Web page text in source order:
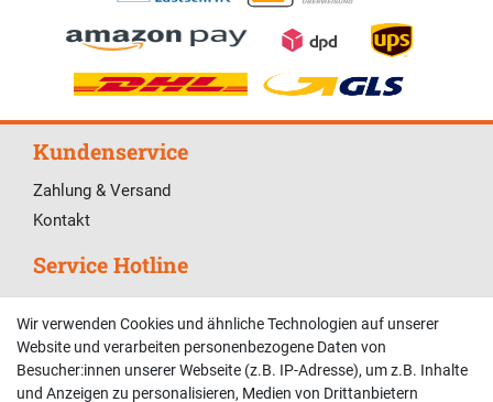
Kundenservice
Zahlung & Versand
Kontakt
Service Hotline
Telefonische Unterstützung und Beratung unter:
02381 9878909
Mo-Fr, 9:00 - 18:00 Uhr
Wir verwenden Cookies und ähnliche Technologien auf unserer
Website und verarbeiten personenbezogene Daten von
Besucher:innen unserer Webseite (z.B. IP-Adresse), um z.B. Inhalte
und Anzeigen zu personalisieren, Medien von Drittanbietern